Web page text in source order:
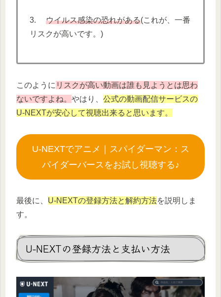
3. ウイルス感染の恐れがある(これが、一番
リスクが高いです。)
このように リスクが高い動画は誰も見ようとは思わ
ないですよね。 やはり、 公式の動画配信サービスの
U-NEXTが安心して視聴出来ると思います。
U-NEXTでアニメ｜スパイダーマン：ス
パイダーバースをお試し視聴する♪
最後に、 U-NEXTの登録方法と解約方法を説明しま
す。
U-NEXTの登録方法と支払い方法